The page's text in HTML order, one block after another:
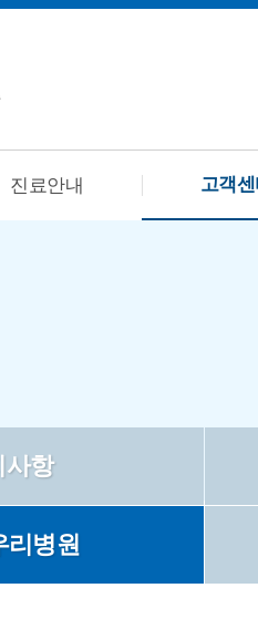
진료안내 고객
사항
리병원